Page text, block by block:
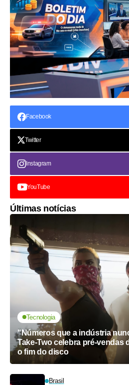
Facebook
Twitter
Instagram
YouTube
Últimas notícias
Tecnologia
"Números que a indústria
Take-Two celebra pré-vendas
o fim do disco
Brasil